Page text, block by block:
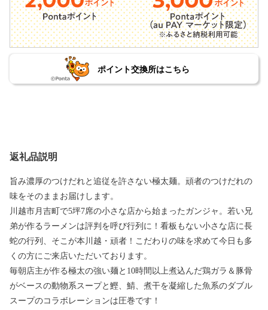
ポイント交換所はこちら
返礼品説明
旨み濃厚のつけだれと追従を許さない極太麺。頑者のつけだれの
味をそのままお届けします。
川越市月吉町で5坪7席の小さな店から始まったガンジャ。若い兄
弟が作るラーメンは評判を呼び行列に！看板もない小さな店に長
蛇の行列、そこが本川越・頑者！こだわりの味を求めて今日も多
くの方にご来店いただいております。
毎朝店主が作る極太の強い麺と10時間以上煮込んだ鶏ガラ＆豚骨
がベースの動物系スープと鰹、鯖、煮干を凝縮した魚系のダブル
スープのコラボレーションは圧巻です！